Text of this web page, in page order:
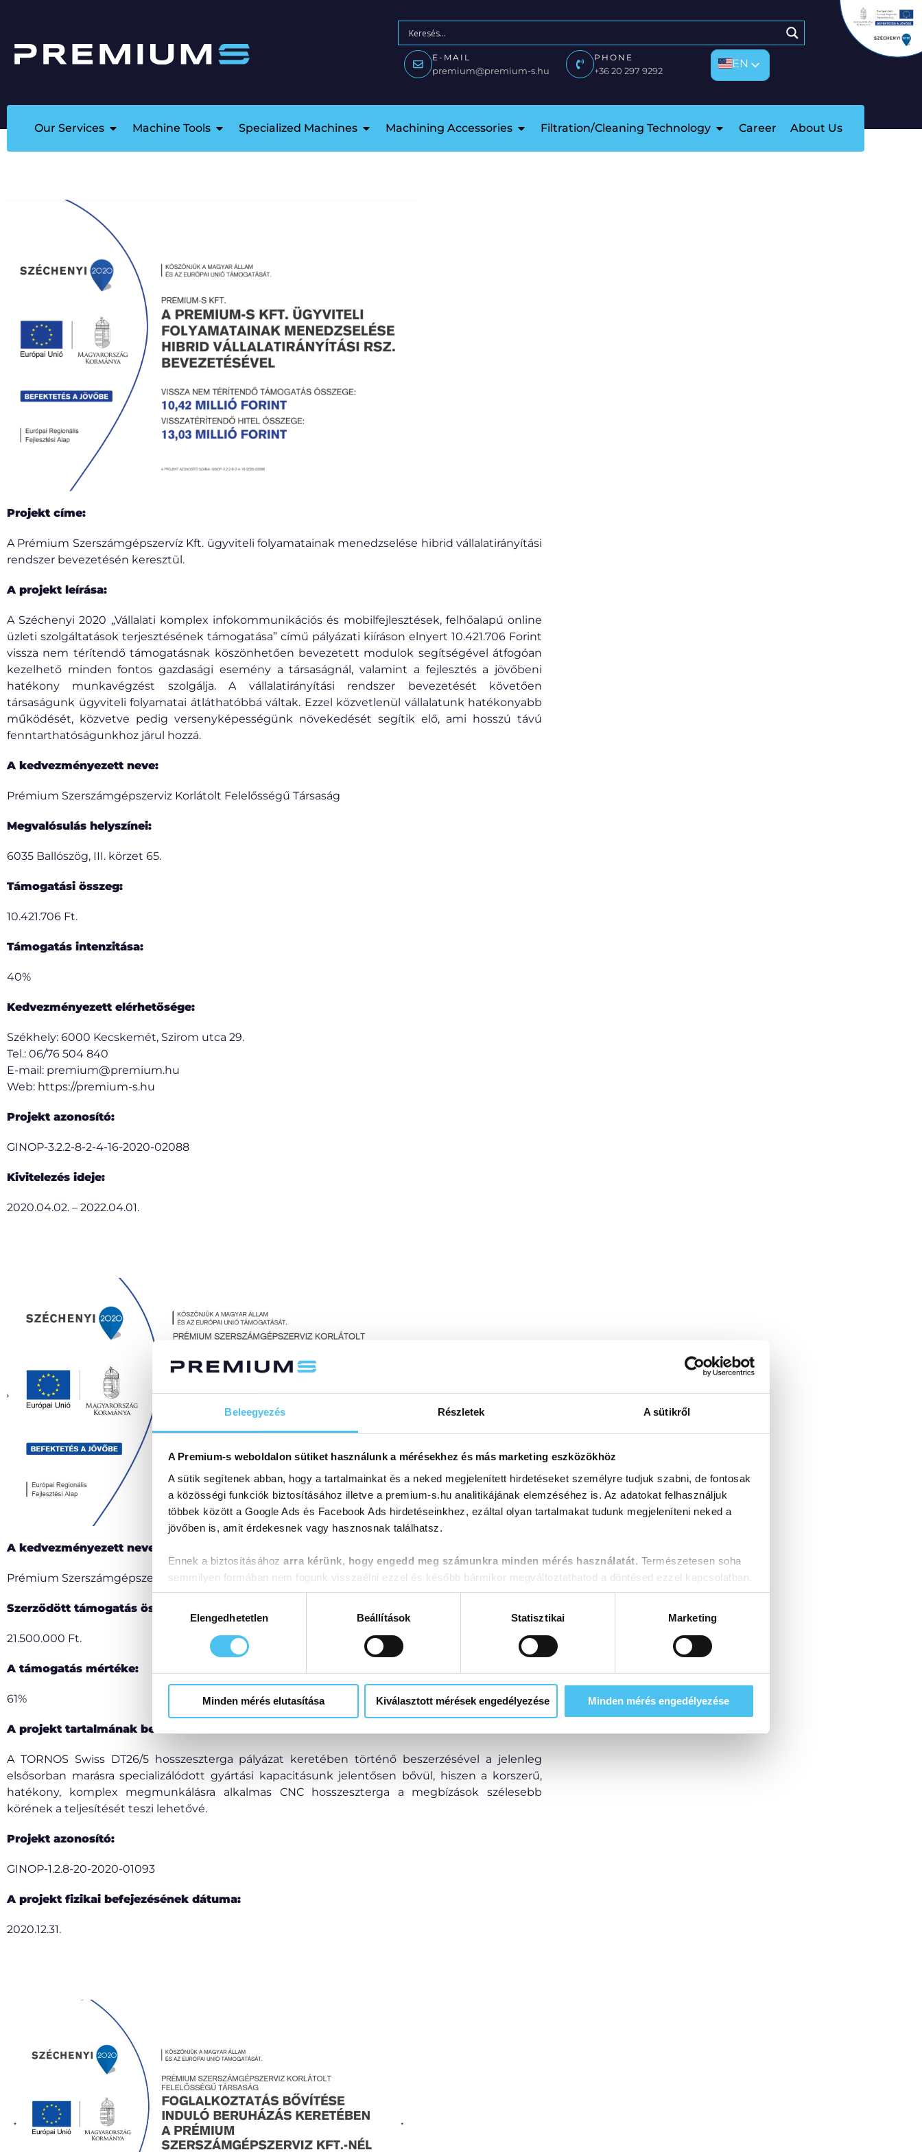
Beleegyezés Részletek A sütikről
A Premium-s weboldalon sütiket használunk a mérésekhez és más marketing eszközökhöz
A sütik segítenek abban, hogy a tartalmainkat és a neked megjelenített hirdetéseket személyre tudjuk szabni, de fontosak
a közösségi funkciók biztosításához illetve a premium-s.hu analitikájának elemzéséhez is. Az adatokat felhasználjuk
többek között a Google Ads és Facebook Ads hirdetéseinkhez, ezáltal olyan tartalmakat tudunk megjeleníteni neked a
jövőben is, amit érdekesnek vagy hasznosnak találhatsz.
Ennek a biztosításához arra kérünk, hogy engedd meg számunkra minden mérés használatát. Természetesen soha
semmilyen formában nem fogunk visszaélni ezzel és később bármikor megváltoztathatod a döntésed ezzel kapcsolatban.
Előre is köszönjük!
kiválasztásaElengedhetetlen Beállítások Statisztikai Marketing
Minden mérés elutasítása Kiválasztott mérések engedélyezése Minden mérés engedélyezése
E-MAIL
premium@premium-s.hu
PHONE
+36 20 297 9292
EN
EN
Our Services Machine Tools Specialized Machines Machining Accessories Filtration/Cleaning Technology Career About Us
Projekt címe:
A Prémium Szerszámgépszervíz Kft. ügyviteli folyamatainak menedzselése hibrid vállalatirányítási
rendszer bevezetésén keresztül.
A projekt leírása:
A Széchenyi 2020 „Vállalati komplex infokommunikációs és mobilfejlesztések, felhőalapú online
üzleti szolgáltatások terjesztésének támogatása” című pályázati kiíráson elnyert 10.421.706 Forint
vissza nem térítendő támogatásnak köszönhetően bevezetett modulok segítségével átfogóan
kezelhető minden fontos gazdasági esemény a társaságnál, valamint a fejlesztés a jövőbeni
hatékony munkavégzést szolgálja. A vállalatirányítási rendszer bevezetését követően
társaságunk ügyviteli folyamatai átláthatóbbá váltak. Ezzel közvetlenül vállalatunk hatékonyabb
működését, közvetve pedig versenyképességünk növekedését segítik elő, ami hosszú távú
fenntarthatóságunkhoz járul hozzá.
A kedvezményezett neve:
Prémium Szerszámgépszerviz Korlátolt Felelősségű Társaság
Megvalósulás helyszínei:
6035 Ballószög, III. körzet 65.
Támogatási összeg:
10.421.706 Ft.
Támogatás intenzitása:
40%
Kedvezményezett elérhetősége:
Székhely: 6000 Kecskemét, Szirom utca 29.
Tel.: 06/76 504 840
E-mail: premium@premium.hu
Web: https://premium-s.hu
Projekt azonosító:
GINOP-3.2.2-8-2-4-16-2020-02088
Kivitelezés ideje:
2020.04.02. – 2022.04.01.
A kedvezményezett neve:
Prémium Szerszámgépszerviz Korlátolt Felelősségű Társaság
Szerződött támogatás összege:
21.500.000 Ft.
A támogatás mértéke:
61%
A projekt tartalmának bemutatása:
A TORNOS Swiss DT26/5 hosszeszterga pályázat keretében történő beszerzésével a jelenleg
elsősorban marásra specializálódott gyártási kapacitásunk jelentősen bővül, hiszen a korszerű,
hatékony, komplex megmunkálásra alkalmas CNC hosszeszterga a megbízások szélesebb
körének a teljesítését teszi lehetővé.
Projekt azonosító:
GINOP-1.2.8-20-2020-01093
A projekt fizikai befejezésének dátuma:
2020.12.31.